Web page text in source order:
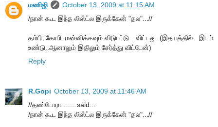
மணிஜி
October 13, 2009 at 11:15 AM
/நான் கூட இந்த லிஸ்ட்ல இருக்கேன் "தல"...//
தம்பி..கோபி..மன்னிக்கவும்.விடுபட்டு விட்டது..(இதயத்தில் இடம்
உண்டு..ஆனாலும் இதிலும் சேர்த்து விட்டேன்)
Reply
R.Gopi October 13, 2009 at 11:46 AM
//தண்டோரா ...... said...
/நான் கூட இந்த லிஸ்ட்ல இருக்கேன் "தல"...//